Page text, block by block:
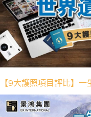
【9大護照項目評比】